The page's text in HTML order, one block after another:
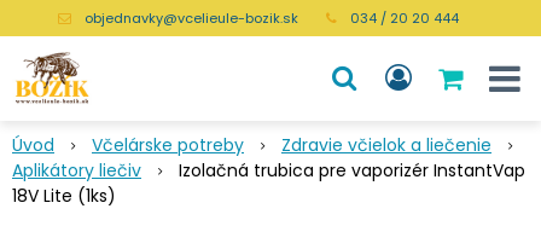
objednavky@vcelieule-bozik.sk 034 / 20 20 444
Úvod Včelárske potreby
Zdravie včielok a liečenie
Aplikátory liečiv
Izolačná trubica pre vaporizér InstantVap
18V Lite (1ks)